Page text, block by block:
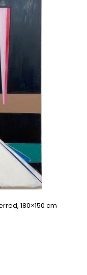
180×150 cm